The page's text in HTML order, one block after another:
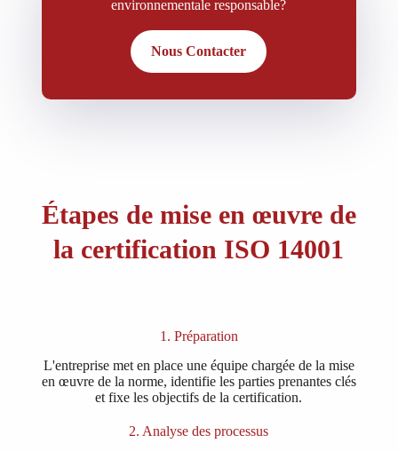
environnementale responsable?
Nous Contacter
Étapes de mise en œuvre de
la certification ISO 14001
1. Préparation
L'entreprise met en place une équipe chargée de la mise
en œuvre de la norme, identifie les parties prenantes clés
et fixe les objectifs de la certification.
2. Analyse des processus